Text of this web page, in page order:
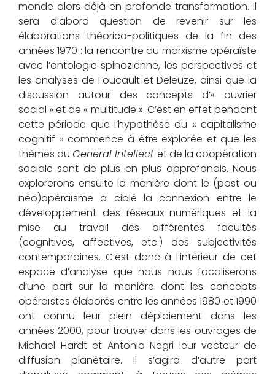
monde alors déjà en profonde transformation. Il
sera d’abord question de revenir sur les
élaborations théorico-politiques de la fin des
années 1970 : la rencontre du marxisme opéraïste
avec l’ontologie spinozienne, les perspectives et
les analyses de Foucault et Deleuze, ainsi que la
discussion autour des concepts d’« ouvrier
social » et de « multitude ». C’est en effet pendant
cette période que l’hypothèse du « capitalisme
cognitif » commence à être explorée et que les
thèmes du General Intellect et de la coopération
sociale sont de plus en plus approfondis. Nous
explorerons ensuite la manière dont le (post ou
néo)opéraïsme a ciblé la connexion entre le
développement des réseaux numériques et la
mise au travail des différentes facultés
(cognitives, affectives, etc.) des subjectivités
contemporaines. C’est donc à l’intérieur de cet
espace d’analyse que nous nous focaliserons
d’une part sur la manière dont les concepts
opéraïstes élaborés entre les années 1980 et 1990
ont connu leur plein déploiement dans les
années 2000, pour trouver dans les ouvrages de
Michael Hardt et Antonio Negri leur vecteur de
diffusion planétaire. Il s’agira d’autre part